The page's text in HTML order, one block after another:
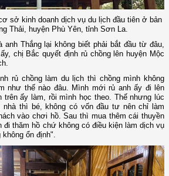
sở kinh doanh dịch vụ du lịch đầu tiên ở bản
Thải, huyện Phù Yên, tỉnh Sơn La.
Thắng lại không biết phải bắt đầu từ đâu,
chị Bắc quyết định rủ chồng lên huyện Mộc
rủ chồng làm du lịch thì chồng mình không
như thế nào đâu. Mình mới rủ anh ấy đi lên
trên ấy làm, rồi mình học theo. Thế nhưng lúc
thì bé, không có vốn đầu tư nên chỉ làm
vào chơi hồ. Sau thì mua thêm cái thuyền
đi thăm hồ chứ không có điều kiện làm dịch vụ
ổn định".